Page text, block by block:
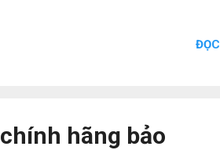
thị trường Để được tư vấn và hỗ trợ liên
hãng bảo